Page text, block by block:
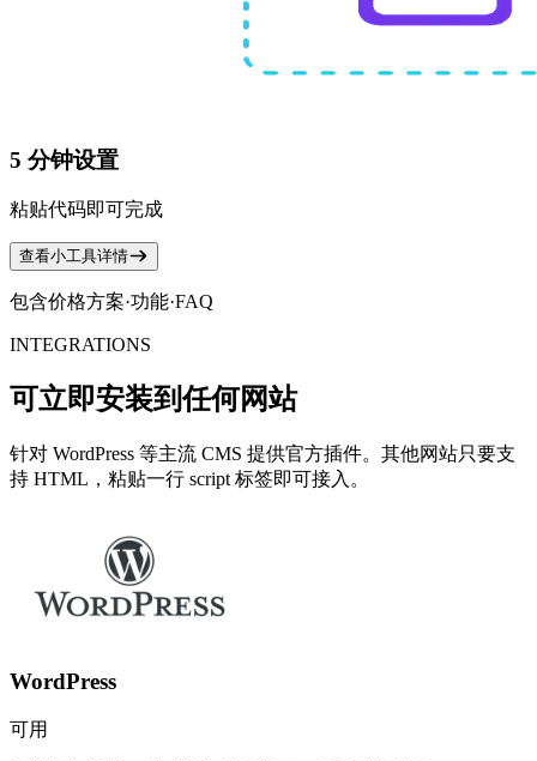
5 分钟设置
粘贴代码即可完成
查看小工具详情
包含价格方案·功能·FAQ
INTEGRATIONS
可立即安装到任何网站
针对 WordPress 等主流 CMS 提供官方插件。其他网站只要支
持 HTML，粘贴一行 script 标签即可接入。
WordPress
可用